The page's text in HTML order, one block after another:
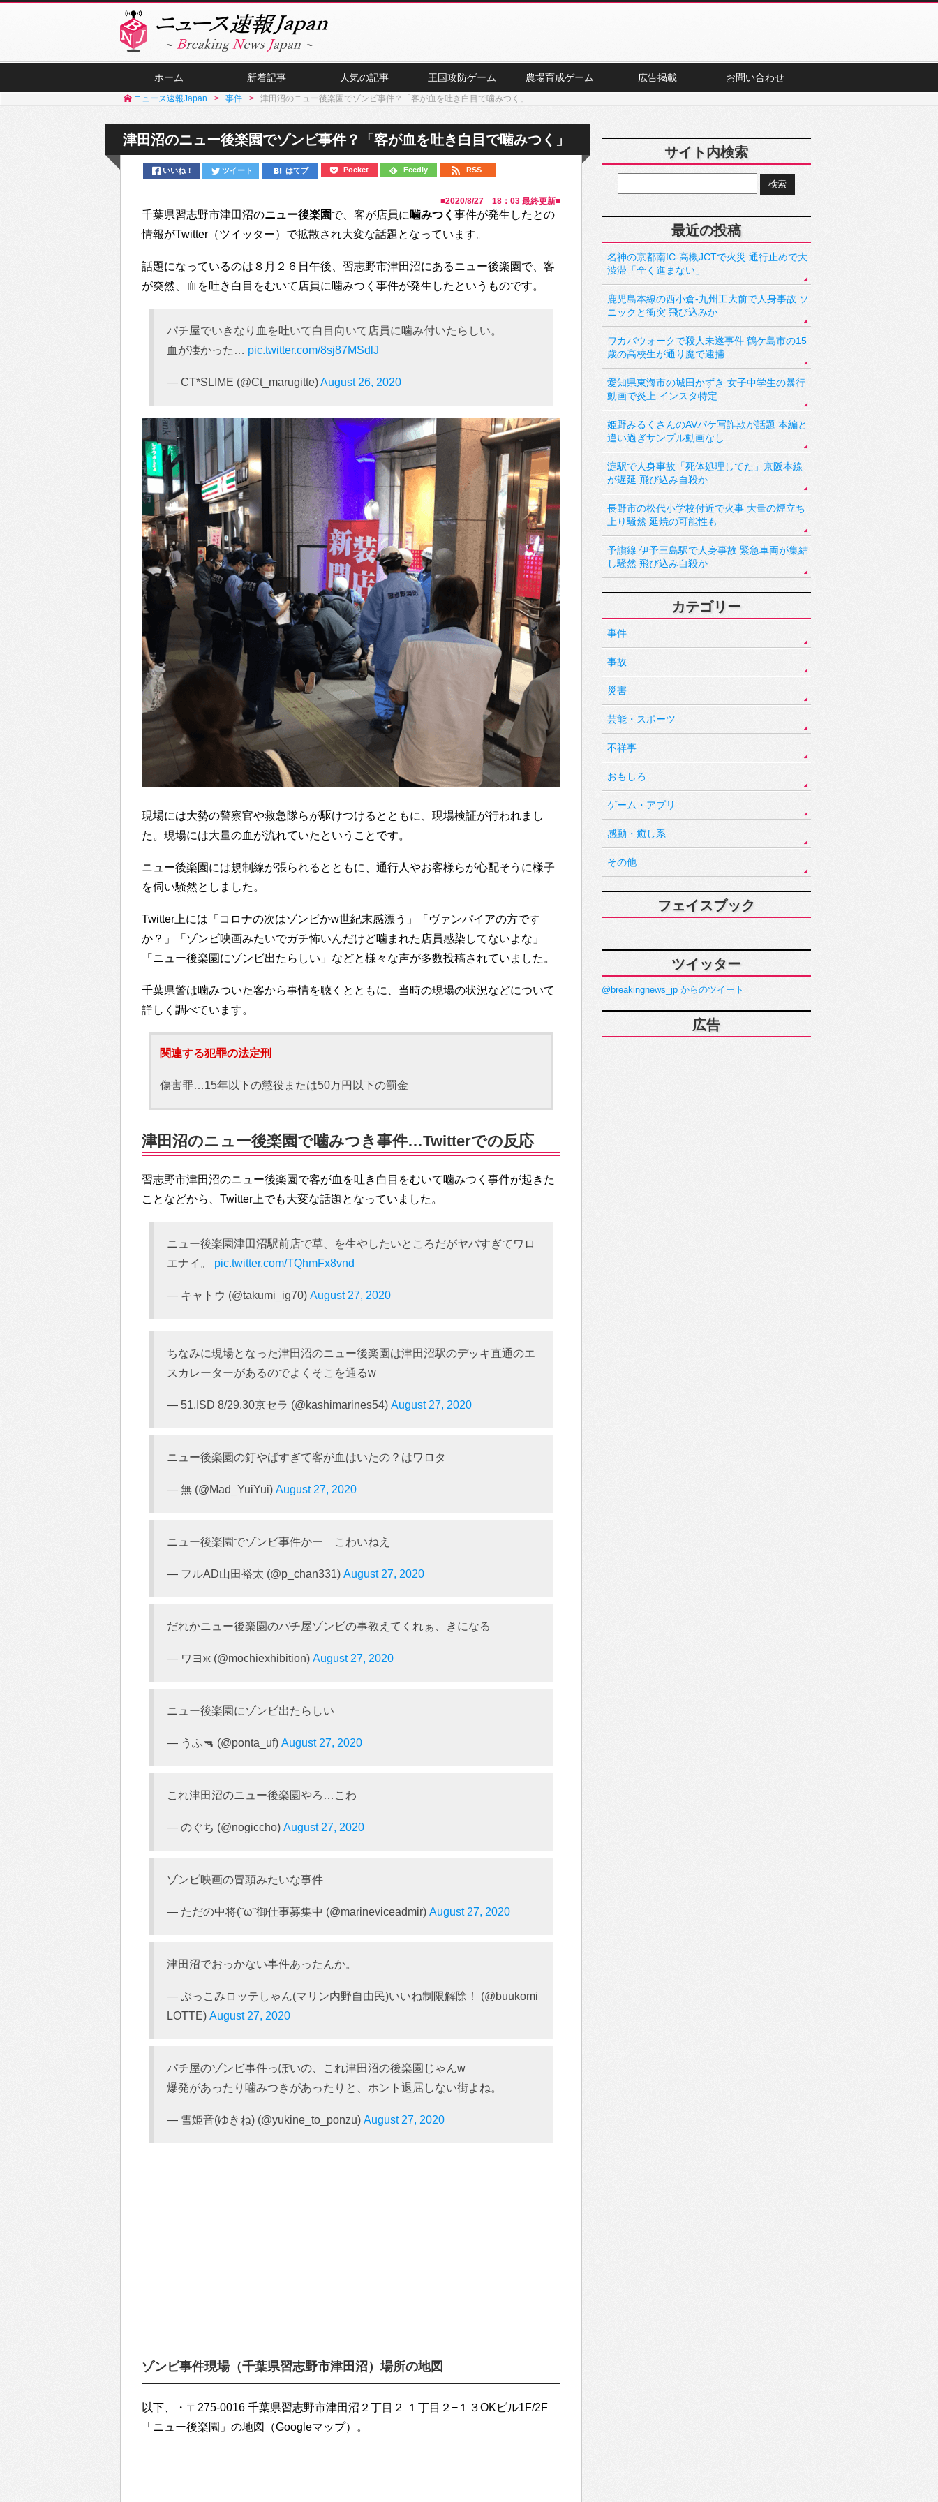
ホーム 新着記事 人気の記事 王国攻防ゲーム 農場育成ゲーム 広告掲載 お問い合わせ
ニュース速報Japan 事件 津田沼のニュー後楽園でゾンビ事件？「客が血を吐き白目で噛みつく」
津田沼のニュー後楽園でゾンビ事件？「客が血を吐き白目で噛みつく」
いいね！ ツイート はてブ Pocket Feedly RSS
■2020/8/27 18：03 最終更新■
千葉県習志野市津田沼のニュー後楽園で、客が店員に 噛みつく 事件が発生したとの
情報がTwitter（ツイッター）で拡散され大変な話題となっています。
話題になっているのは８月２６日午後、習志野市津田沼にあるニュー後楽園で、客
が突然、血を吐き白目をむいて店員に噛みつく事件が発生したというものです。
パチ屋でいきなり血を吐いて白目向いて店員に噛み付いたらしい。
血が凄かった… pic.twitter.com/8sj87MSdlJ
— CT*SLIME (@Ct_marugitte)August 26, 2020
現場には大勢の警察官や救急隊らが駆けつけるとともに、現場検証が行われまし
た。現場には大量の血が流れていたということです。
ニュー後楽園には規制線が張られるとともに、通行人やお客様らが心配そうに様子
を伺い騒然としました。
Twitter上には「コロナの次はゾンビかw世紀末感漂う」「ヴァンパイアの方です
か？」「ゾンビ映画みたいでガチ怖いんだけど噛まれた店員感染してないよな」
「ニュー後楽園にゾンビ出たらしい」などと様々な声が多数投稿されていました。
千葉県警は噛みついた客から事情を聴くとともに、当時の現場の状況などについて
詳しく調べています。
関連する犯罪の法定刑
傷害罪…15年以下の懲役または50万円以下の罰金
津田沼のニュー後楽園で噛みつき事件…Twitterでの反応
習志野市津田沼のニュー後楽園で客が血を吐き白目をむいて噛みつく事件が起きた
ことなどから、Twitter上でも大変な話題となっていました。
ニュー後楽園津田沼駅前店で草、を生やしたいところだがヤバすぎてワロ
エナイ。 pic.twitter.com/TQhmFx8vnd
— キャトウ (@takumi_ig70) August 27, 2020
ちなみに現場となった津田沼のニュー後楽園は津田沼駅のデッキ直通のエ
スカレーターがあるのでよくそこを通るw
— 51.ISD 8/29.30京セラ (@kashimarines54) August 27, 2020
ニュー後楽園の釘やばすぎて客が血はいたの？はワロタ
— 無 (@Mad_YuiYui) August 27, 2020
ニュー後楽園でゾンビ事件かー こわいねえ
— フルAD山田裕太 (@p_chan331) August 27, 2020
だれかニュー後楽園のパチ屋ゾンビの事教えてくれぁ、きになる
— ワヨж (@mochiexhibition) August 27, 2020
ニュー後楽園にゾンビ出たらしい
— うふ🔫 (@ponta_uf) August 27, 2020
これ津田沼のニュー後楽園やろ…こわ
— のぐち (@nogiccho) August 27, 2020
ゾンビ映画の冒頭みたいな事件
— ただの中将(˘ω˘御仕事募集中 (@marineviceadmir) August 27, 2020
津田沼でおっかない事件あったんか。
— ぶっこみロッテしゃん(マリン内野自由民)いいね制限解除！ (@buukomi
LOTTE) August 27, 2020
パチ屋のゾンビ事件っぽいの、これ津田沼の後楽園じゃんw
爆発があったり噛みつきがあったりと、ホント退屈しない街よね。
— 雪姫音(ゆきね) (@yukine_to_ponzu) August 27, 2020
ゾンビ事件現場（千葉県習志野市津田沼）場所の地図
以下、・〒275-0016 千葉県習志野市津田沼２丁目２ １丁目２−１３OKビル1F/2F
「ニュー後楽園」の地図（Googleマップ）。
サイト内検索
最近の投稿
名神の京都南IC-高槻JCTで火災 通行止めで大
渋滞「全く進まない」
鹿児島本線の西小倉-九州工大前で人身事故 ソ
ニックと衝突 飛び込みか
ワカバウォークで殺人未遂事件 鶴ケ島市の15
歳の高校生が通り魔で逮捕
愛知県東海市の城田かずき 女子中学生の暴行
動画で炎上 インスタ特定
姫野みるくさんのAVパケ写詐欺が話題 本編と
違い過ぎサンプル動画なし
淀駅で人身事故「死体処理してた」京阪本線
が遅延 飛び込み自殺か
長野市の松代小学校付近で火事 大量の煙立ち
上り騒然 延焼の可能性も
予讃線 伊予三島駅で人身事故 緊急車両が集結
し騒然 飛び込み自殺か
カテゴリー
事件
事故
災害
芸能・スポーツ
不祥事
おもしろ
ゲーム・アプリ
感動・癒し系
その他
フェイスブック
ツイッター
@breakingnews_jp からのツイート
広告